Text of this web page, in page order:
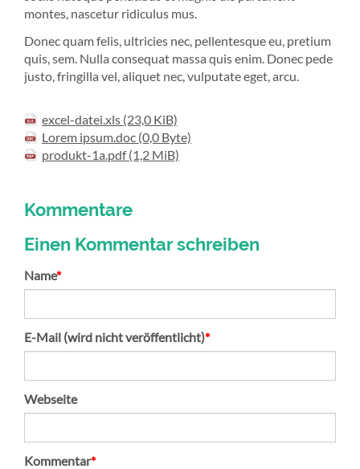
montes, nascetur ridiculus mus.
Donec quam felis, ultricies nec, pellentesque eu, pretium
quis, sem. Nulla consequat massa quis enim. Donec pede
justo, fringilla vel, aliquet nec, vulputate eget, arcu.
excel-datei.xls (23,0 KiB)
Lorem ipsum.doc (0,0 Byte)
produkt-1a.pdf(1,2 MiB)
Kommentare
Einen Kommentar schreiben
Pflichtfeld
Name*
Pflichtfeld
E-Mail (wird nicht veröffentlicht)*
Webseite
Pflichtfeld
Kommentar*